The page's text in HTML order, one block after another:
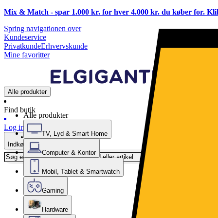
Mix & Match - spar 1.000 kr. for hver 4.000 kr. du køber for.
Spring navigationen over
Kundeservice
PrivatkundeErhvervskunde
Mine favoritter
Alle produkter
Find butik
Log ind
Indkøbskurv
Alle produkter
TV, Lyd & Smart Home
Computer & Kontor
Mobil, Tablet & Smartwatch
Gaming
Hardware